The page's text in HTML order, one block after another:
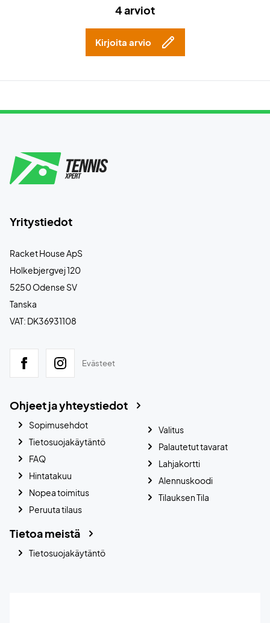
4 arviot
Kirjoita arvio
Yritystiedot
Racket House ApS
Holkebjergvej 120
5250 Odense SV
Tanska
VAT: DK36931108
Evästeet
Ohjeet ja yhteystiedot
Sopimusehdot
Tietosuojakäytäntö
FAQ
Hintatakuu
Nopea toimitus
Peruuta tilaus
Valitus
Palautetut tavarat
Lahjakortti
Alennuskoodi
Tilauksen Tila
Tietoa meistä
Tietosuojakäytäntö